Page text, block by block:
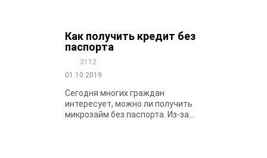
Как получить кредит без
паспорта
3112
01.10.2019
Сегодня многих граждан
интересует, можно ли получить
микрозайм без паспорта. Из-за...